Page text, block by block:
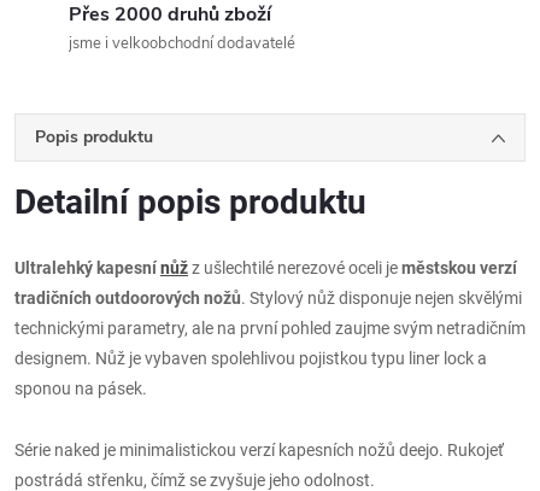
Přes 2000 druhů zboží
jsme i velkoobchodní dodavatelé
Popis produktu
Detailní popis produktu
Ultralehký kapesnínůžz ušlechtilé nerezové oceli jeměstskou verzí
tradičních outdoorových nožů. Stylový nůž disponuje nejen skvělými
technickými parametry, ale na první pohled zaujme svým netradičním
designem. Nůž je vybaven spolehlivou pojistkou typu liner lock a
sponou na pásek.
Série naked je minimalistickou verzí kapesních nožů deejo. Rukojeť
postrádá střenku, čímž se zvyšuje jeho odolnost.